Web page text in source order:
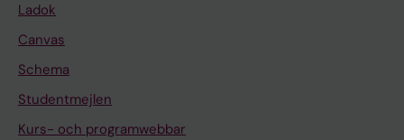
Ladok
Canvas
Schema
Studentmejlen
Kurs- och programwebbar